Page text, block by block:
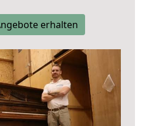
erhalten